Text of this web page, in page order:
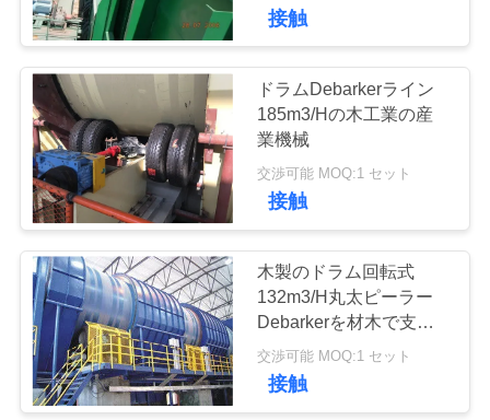
お
わ
BLOG
生物量のエネルギ
ー発電所
建築材料のプロジ
ェクト
7
接触
ドラムDebarkerライン
185m3/Hの木工業の産
業機械
交渉可能 MOQ:1 セット
接触
木製のドラム回転式
132m3/H丸太ピーラー
Debarkerを材木で支え
て下さい
交渉可能 MOQ:1 セット
接触